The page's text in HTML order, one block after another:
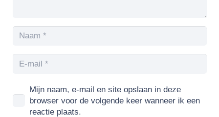
Mijn naam, e-mail en site opslaan in deze
browser voor de volgende keer wanneer ik een
reactie plaats.